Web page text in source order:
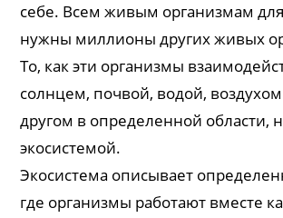
себе. Всем живым организмам
нужны миллионы других живых
То, как эти организмы
солнцем, почвой, водой, воздухом
другом в определенной области,
экосистемой.
Экосистема описывает
где организмы работают вместе